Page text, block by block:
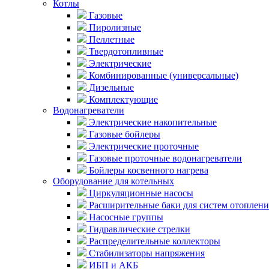
Котлы
Газовые
Пиролизные
Пеллетные
Твердотопливные
Электрические
Комбинированные (универсальные)
Дизельные
Комплектующие
Водонагреватели
Электрические накопительные
Газовые бойлеры
Электрические проточные
Газовые проточные водонагреватели
Бойлеры косвенного нагрева
Оборудование для котельных
Циркуляционные насосы
Расширительные баки для систем
Насосные группы
Гидравлические стрелки
Распределительные коллекторы
Стабилизаторы напряжения
ИБП и АКБ